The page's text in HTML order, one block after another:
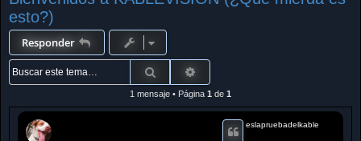
s
esto?)
Responder
Buscar
1 mensaje • Página 1 de 1
eslapruebadelkable